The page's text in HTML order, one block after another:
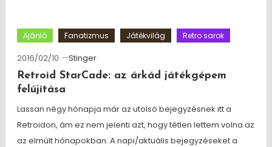
Ajánló Fanatizmus Játékvilág Retro sarok
2016/02/10
Stinger
Retroid StarCade: az árkád játékgépem
felújítása
Lassan négy hónapja már az utolsó bejegyzésnek itt a
Retroidon, ám ez nem jelenti azt, hogy tétlen lettem volna az
az elmúlt hónapokban. A napi/aktuális bejegyzéseket a